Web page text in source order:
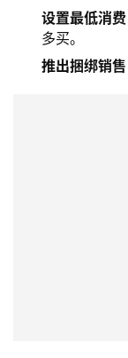
设置最低消费
多买。
推出捆绑销售